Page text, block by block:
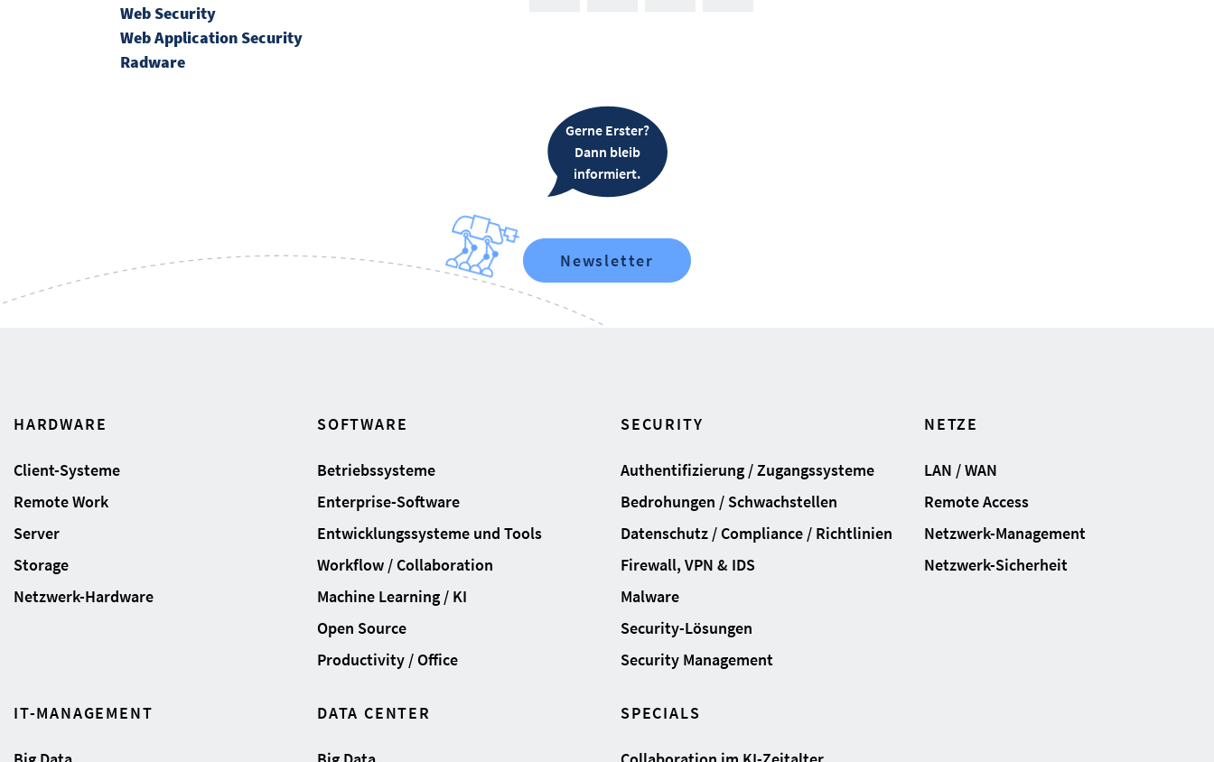
Web Security
Web Application Security
Radware
Gerne Erster?
Dann bleib
informiert.
Newsletter
HARDWARE
Client-Systeme
Remote Work
Server
Storage
Netzwerk-Hardware
SOFTWARE
Betriebssysteme
Enterprise-Software
Entwicklungssysteme und Tools
Workflow / Collaboration
Machine Learning / KI
Open Source
Productivity / Office
SECURITY
Authentifizierung / Zugangssysteme
Bedrohungen / Schwachstellen
Datenschutz / Compliance / Richtlinien
Firewall, VPN & IDS
Malware
Security-Lösungen
Security Management
NETZE
LAN / WAN
Remote Access
Netzwerk-Management
Netzwerk-Sicherheit
IT-MANAGEMENT DATA CENTER SPECIALS